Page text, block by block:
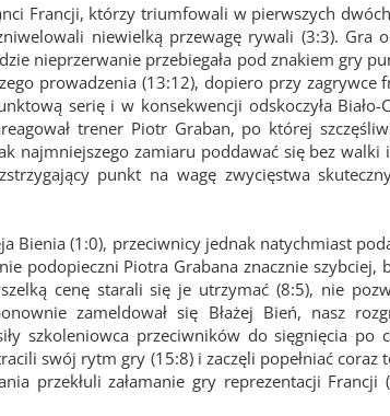
Francji, którzy triumfowali w pierwszych
niewielką przewagę rywali (3:3). Gra
nieprzerwanie przebiegała pod znakiem gry
prowadzenia (13:12), dopiero przy zagrywce
serię i w konsekwencji odskoczyła
trener Piotr Graban, po której
najmniejszego zamiaru poddawać się bez
punkt na wagę zwycięstwa
Bienia (1:0), przeciwnicy jednak natychmiast
podopieczni Piotra Grabana znacznie
cenę starali się je utrzymać (8:5), nie
zameldował się Błażej Bień, nasz
szkoleniowca przeciwników do sięgnięcia po
swój rytm gry (15:8) i zaczęli popełniać coraz
przekłuli załamanie gry reprezentacji